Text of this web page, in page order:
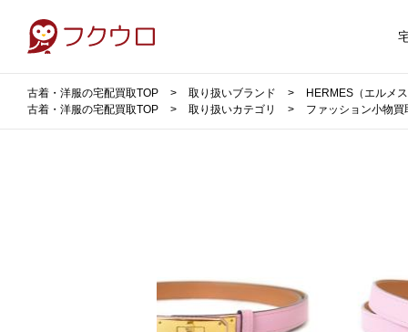
古着・洋服の宅配買取TOP 取り扱いブランド
HERMES（エルメ
古着・洋服の宅配買取TOP
取り扱いカテゴリ ファッション小物買